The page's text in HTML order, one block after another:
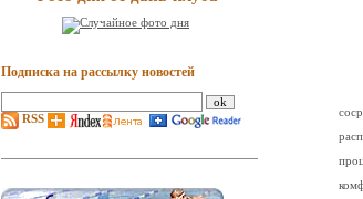
Подписка на рассылку новостей
RSS